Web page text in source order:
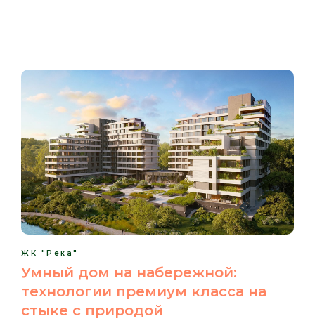
ЖК "Река"
Умный дом на набережной:
технологии премиум класса на
стыке с природой